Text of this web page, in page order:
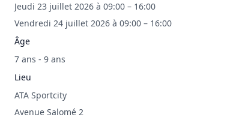
Jeudi 23 juillet 2026 à 09:00 – 16:00
Vendredi 24 juillet 2026 à 09:00 – 16:00
Âge
7 ans - 9 ans
Lieu
ATA Sportcity
Avenue Salomé 2